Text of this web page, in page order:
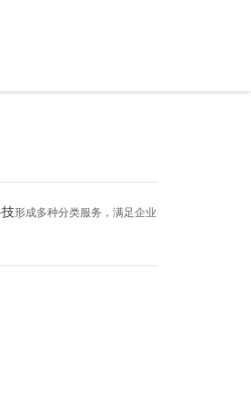
形成多种分类服务，满足企业